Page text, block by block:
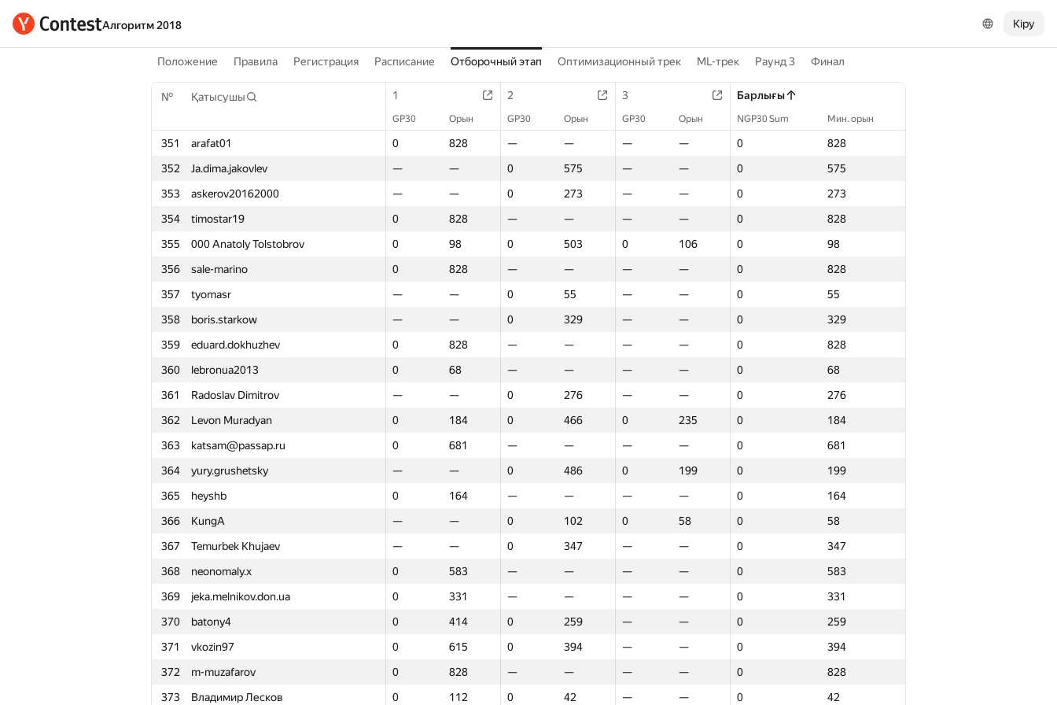
Алгоритм 2018 Кіру
Положение Правила Регистрация Расписание Отборочный этап Оптимизационный трек ML-трек Раунд 3 Финал
№ Қатысушы 1 2 3 Барлығы
GP30 Орын GP30 Орын GP30 Орын NGP30 Sum Мин. орын
351 arafat01 0 828 — — — — 0
828
352
Ja.dima.jakovlev — — 0 575 — — 0
575
353
askerov20162000 — — 0 273 — — 0
273
354
timostar19 0 828 — — — — 0
828
355
000 Anatoly Tolstobrov 0 98 0 503 0 106 0
98
356
sale-marino 0 828 — — — — 0
828
357
tyomasr — — 0 55 — — 0
55
358
boris.starkow — — 0 329 — — 0
329
359
eduard.dokhuzhev 0 828 — — — — 0
828
360
lebronua2013 0 68 — — — — 0
68
361
Radoslav Dimitrov — — 0 276 — — 0
276
362
Levon Muradyan 0 184 0 466 0 235 0
184
363
katsam@passap.ru 0 681 — — — — 0
681
364
yury.grushetsky — — 0 486 0 199 0
199
365
heyshb 0 164 — — — — 0
164
366
KungA — — 0 102 0 58 0
58
367
Temurbek Khujaev — — 0 347 — — 0
347
368
neonomaly.x 0 583 — — — — 0
583
369
jeka.melnikov.don.ua 0 331 — — — — 0
331
370
batony4 0 414 0 259 — — 0
259
371
vkozin97 0 615 0 394 — — 0
394
372
m-muzafarov 0 828 — — — — 0
828
373
Владимир Лесков 0 112 0 42 — — 0
42
№ 1 Барлығы
GP30 Орын GP30 Орын NGP30 Sum Мин. орын